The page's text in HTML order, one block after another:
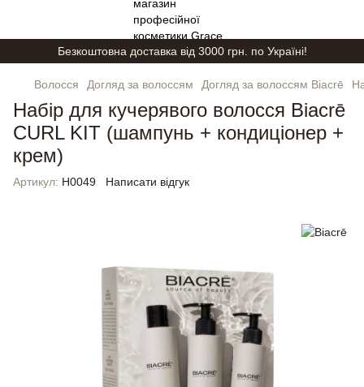
Безкоштовна доставка від 3000 грн. по Україні!
Волосся Догляд за волоссям Догляд за волоссям Biacrē
Набір для кучерявого волосся Biacrē
CURL KIT (шампунь + кондиціонер +
крем)
Артикул: H0049 Написати відгук